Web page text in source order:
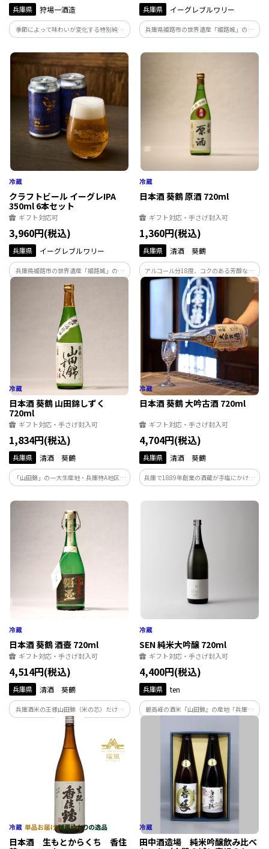
兵庫県 狩場一酒造
季節によって味わいが変化する特別純米
酒の生酒です。12月～4月頃のしぼりたて
の時期は、新酒ならではのフレッシュな
味わいで、5月～11月は氷温で貯蔵するこ
とでまろやかさと深みが出てきます。
兵庫県 イーグレブルワリー
兵庫県姫路市の世界遺産「姫路城」の麓
に姫路市初のクラフトビール醸造所とし
て誕生。 姫路城をあしらった特別ラベル
す。
クラフトビール イーグレIPA
350ml 6本セット
ギフト対応可
3,960円(税込)
兵庫県 イーグレブルワリー
兵庫県姫路市の世界遺産「姫路城」の麓
て誕生。 フラッグシップビールのイーグ
レ(しらさぎ)IPAを6本セットでお届けいた
します。
日本酒 葵鶴 原酒 720ml
ギフト対応・手さげ封入可
1,360円(税込)
兵庫県 清酒 葵鶴
アルコール分18度、コクのある芳醇な味
わいでインパクトのあるお酒です。抜群の
切れ味と深い味わいで呑み飽きしませ
ん。アルコール度数がやや高いので飲み
過ぎにご注意を。
日本酒 葵鶴 山田錦しずく
720ml
ギフト対応・手さげ封入可
1,834円(税込)
兵庫県 清酒 葵鶴
「山田錦」の一大生産地・兵庫特A地区三
木市から透明感あふれる純米酒をお届け
します！
日本酒 葵鶴 大吟古酒 720ml
ギフト対応・手さげ封入可
4,704円(税込)
兵庫県 清酒 葵鶴
兵庫で1889年創業の酒蔵が手塩にかけた
純米大吟醸の9年古酒。従来の日本酒の常
識をくつがえすお酒です。
日本酒 葵鶴 酒壺 720ml
ギフト対応・手さげ封入可
4,514円(税込)
兵庫県 清酒 葵鶴
兵庫酒米の王様山田錦（米の芯）だけを
原料に米をよく溶かし醸した純米大吟
醸。まろやかな旨味とキレのある酸味の
バランスが絶妙。パリで行われた日本酒
コンクールKura Masterでプラチナ賞受
賞！
SEN 純米大吟醸 720ml
ギフト対応・手さげ封入可
4,400円(税込)
兵庫県 ten
最高峰の酒米『山田錦』の産地「兵庫・
をお届けします。女性の方や若い方など幅
広い方に満足いただいているSENの代表銘
柄。贈り物にも人気です。
日本酒 生もとからくち 香住
田中酒造場 純米吟醸飲み比べ